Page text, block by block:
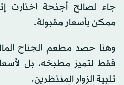
جاء لصالح أجنحة اختارت
ممكن بأسعار مقبولة.
وهنا حصد مطعم الجناح
فقط لتميز مطبخه، بل
تلبية الزوار المنتظرين.